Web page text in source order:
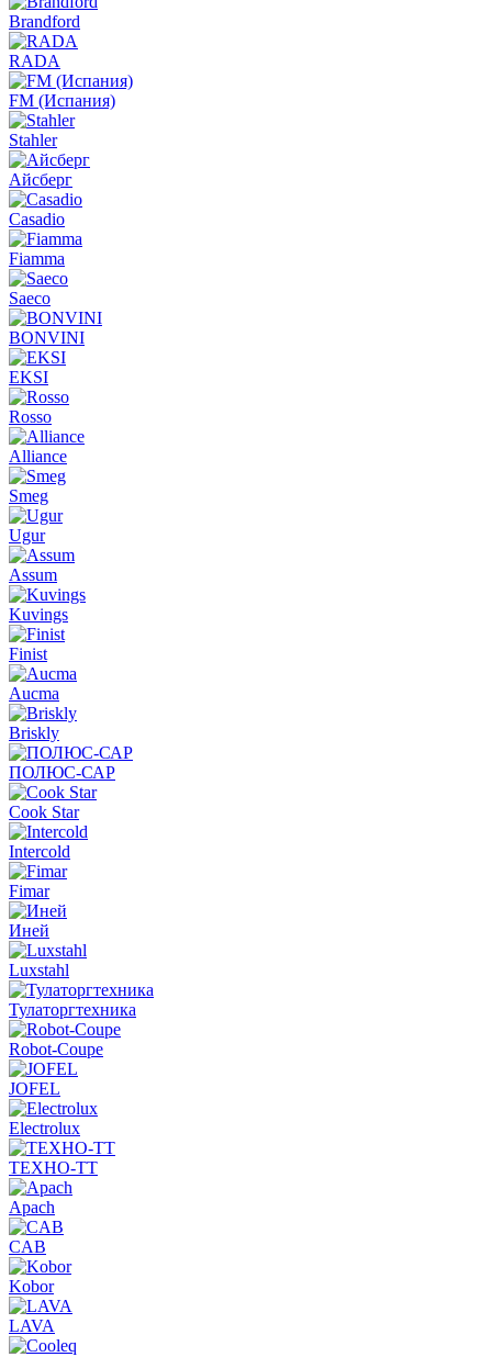
Brandford
RADA
FM (Испания)
Stahler
Айсберг
Casadio
Fiamma
Saeco
BONVINI
EKSI
Rosso
Alliance
Smeg
Ugur
Assum
Kuvings
Finist
Aucma
Briskly
ПОЛЮС-САР
Cook Star
Intercold
Fimar
Иней
Luxstahl
Тулаторгтехника
Robot-Coupe
JOFEL
Electrolux
ТЕХНО-ТТ
Apach
CAB
Kobor
LAVA